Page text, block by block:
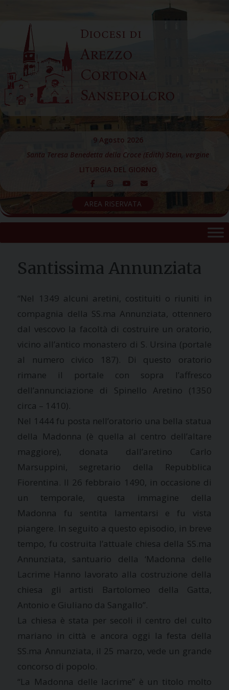
content
Diocesi di
Arezzo
Cortona
Sansepolcro
9 Agosto 2026
Santa Teresa Benedetta della Croce (Edith) Stein, vergine
LITURGIA DEL GIORNO
AREA RISERVATA
Santissima Annunziata
“Nel 1349 alcuni aretini, costituiti o riuniti in
compagnia della SS.ma Annunziata, ottennero
dal vescovo la facoltà di costruire un oratorio,
vicino all’antico monastero di S. Ursina (portale
al numero civico 187). Di questo oratorio
rimane il portale con sopra l’affresco
dell’annunciazione di Spinello Aretino (1350
circa – 1410).
Nel 1444 fu posta nell’oratorio una bella statua
della Madonna (è quella al centro dell’altare
maggiore), donata dall’aretino Carlo
Marsuppini, segretario della Repubblica
Fiorentina. Il 26 febbraio 1490, in occasione di
un temporale, questa immagine della
Madonna fu sentita lamentarsi e fu vista
piangere. In seguito a questo episodio, in breve
tempo, fu costruita l’attuale chiesa della SS.ma
Annunziata, santuario della ‘Madonna delle
Lacrime Hanno lavorato alla costruzione della
chiesa gli artisti Bartolomeo della Gatta,
Antonio e Giuliano da Sangallo”.
La chiesa è stata per secoli il centro del culto
mariano in città e ancora oggi la festa della
SS.ma Annunziata, il 25 marzo, vede un grande
concorso di popolo.
“La Madonna delle lacrime” è un titolo molto